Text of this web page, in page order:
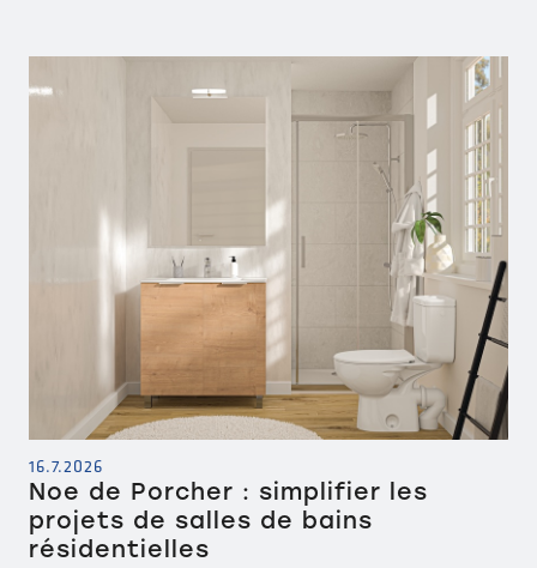
16.7.2026
Noe de Porcher : simplifier les
projets de salles de bains
résidentielles